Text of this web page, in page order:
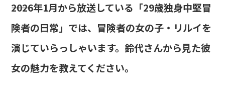
――2026年1月から放送している「29歳独身中堅冒
険者の日常」では、冒険者の女の子・リルイを
演じていらっしゃいます。鈴代さんから見た彼
女の魅力を教えてください。